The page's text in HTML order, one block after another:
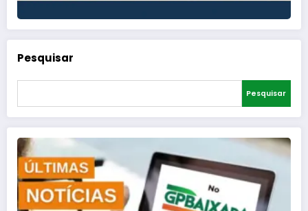
Pesquisar
Pesquisar